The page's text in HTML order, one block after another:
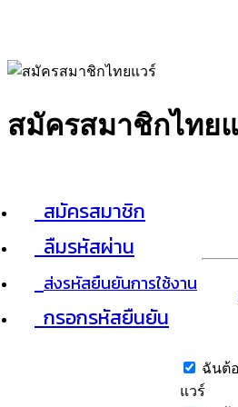
สมัครสมาชิกไทย
สมัครสมาชิก
ลืมรหัสผ่าน
ส่งรหัสยืนยันการใช้งาน
กรอกรหัสยืนยัน
ฉันต้
แวร์